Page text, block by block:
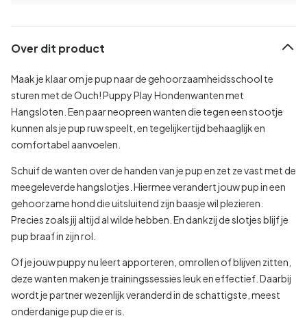
Over dit product
Maak je klaar om je pup naar de gehoorzaamheidsschool te
sturen met de Ouch! Puppy Play Hondenwanten met
Hangsloten. Een paar neopreen wanten die tegen een stootje
kunnen als je pup ruw speelt, en tegelijkertijd behaaglijk en
comfortabel aanvoelen.
Schuif de wanten over de handen van je pup en zet ze vast met de
meegeleverde hangslotjes. Hiermee verandert jouw pup in een
gehoorzame hond die uitsluitend zijn baasje wil plezieren.
Precies zoals jij altijd al wilde hebben. En dankzij de slotjes blijf je
pup braaf in zijn rol.
Of je jouw puppy nu leert apporteren, omrollen of blijven zitten,
deze wanten maken je trainingssessies leuk en effectief. Daarbij
wordt je partner wezenlijk veranderd in de schattigste, meest
onderdanige pup die er is.